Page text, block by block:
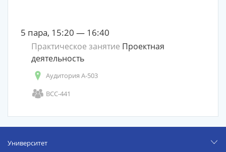
5 пара, 15:20 — 16:40
Практическое занятие Проектная
деятельность
Аудитория А-503
ВСС-441
Университет